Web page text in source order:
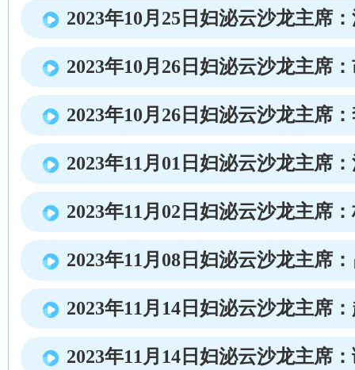
2023年10月25日妇泌云沙龙主席
2023年10月26日妇泌云沙龙主席
2023年10月26日妇泌云沙龙主席
2023年11月01日妇泌云沙龙主席
2023年11月02日妇泌云沙龙主席
2023年11月08日妇泌云沙龙主席
2023年11月14日妇泌云沙龙主席
2023年11月14日妇泌云沙龙主席